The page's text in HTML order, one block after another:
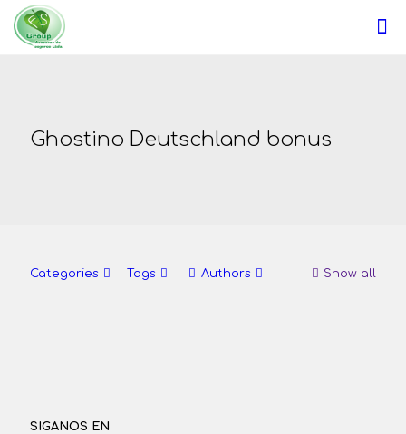
Ghostino Deutschland bonus
Categories Tags Authors Show all
SIGANOS EN